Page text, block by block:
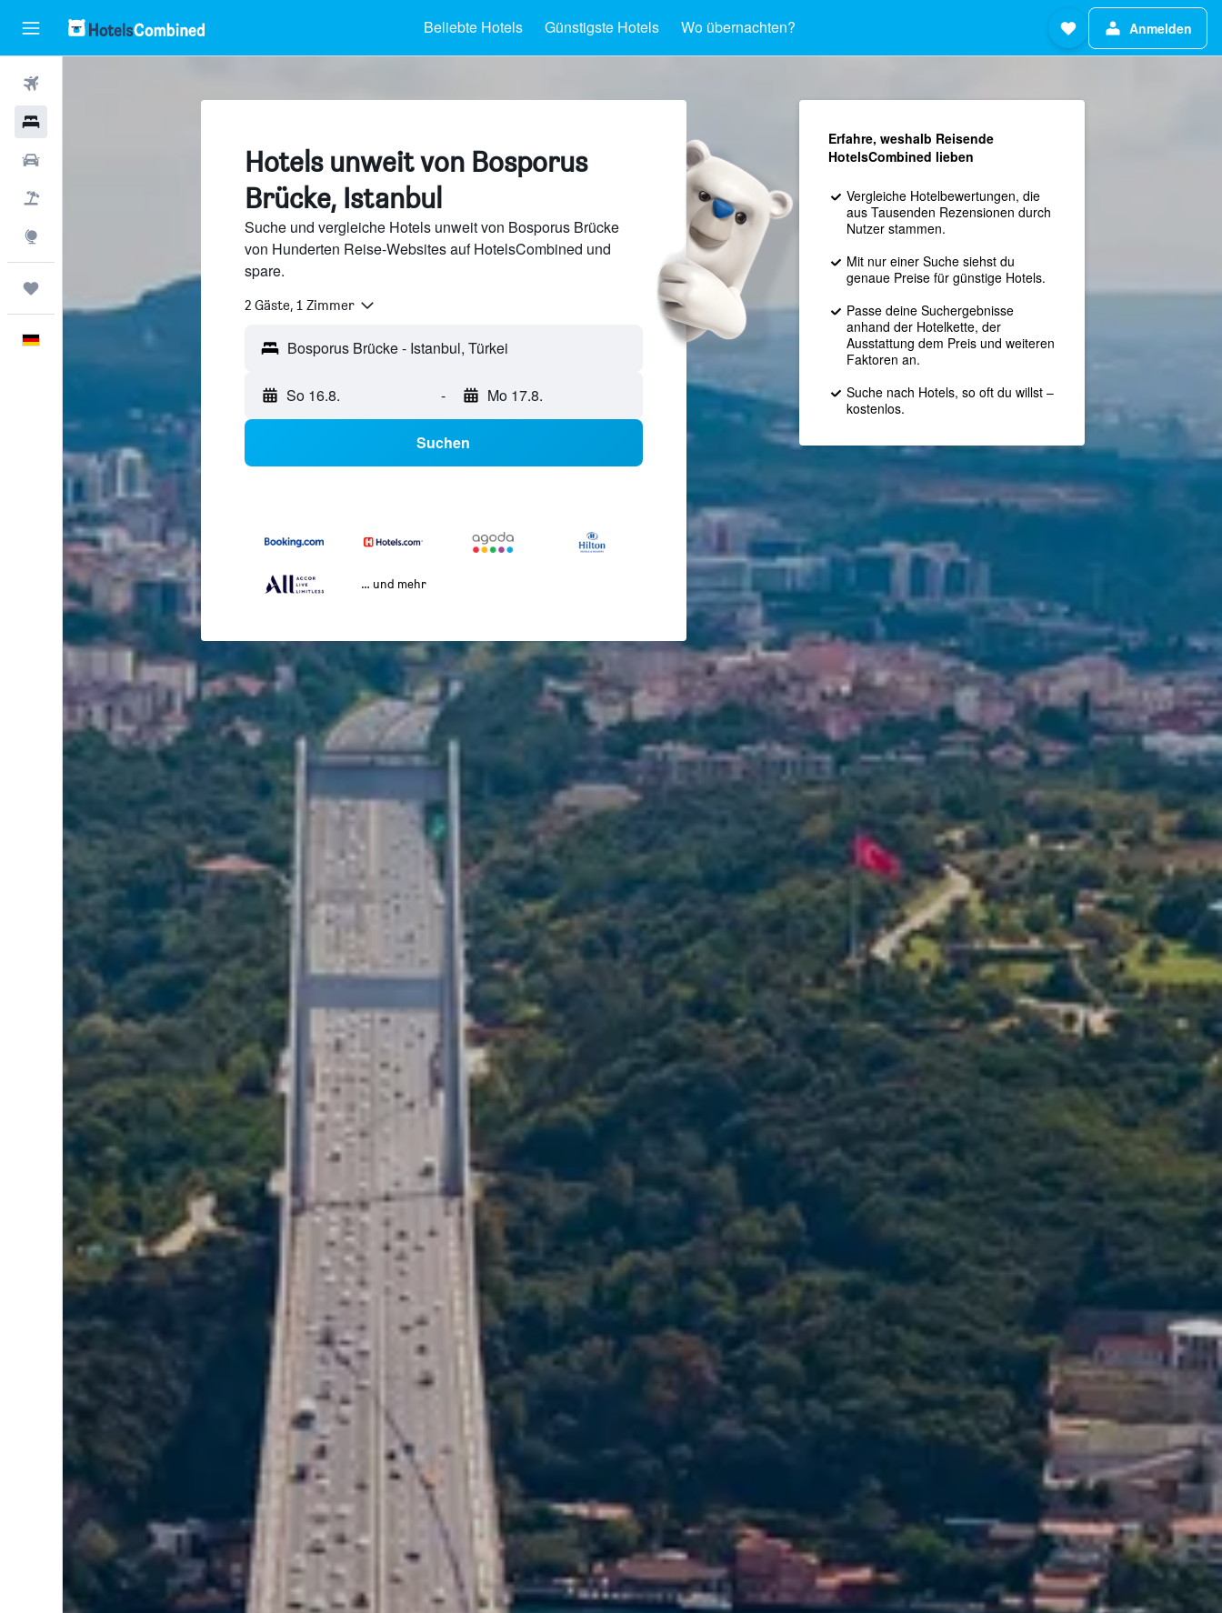
Beliebte Hotels Günstigste Hotels Wo übernachten? Anmelden
Hotels unweit von Bosporus
Brücke, Istanbul
Suche und vergleiche Hotels unweit von Bosporus Brücke
von Hunderten Reise-Websites auf HotelsCombined und
spare.
2 Gäste, 1 Zimmer
Bosporus Brücke - Istanbul, Türkei
So 16.8. - Mo 17.8.
Suchen
… und mehr
Erfahre, weshalb Reisende
HotelsCombined lieben
Vergleiche Hotelbewertungen, die
aus Tausenden Rezensionen durch
Nutzer stammen.
Mit nur einer Suche siehst du
genaue Preise für günstige Hotels.
Passe deine Suchergebnisse
anhand der Hotelkette, der
Ausstattung dem Preis und weiteren
Faktoren an.
Suche nach Hotels, so oft du willst –
kostenlos.